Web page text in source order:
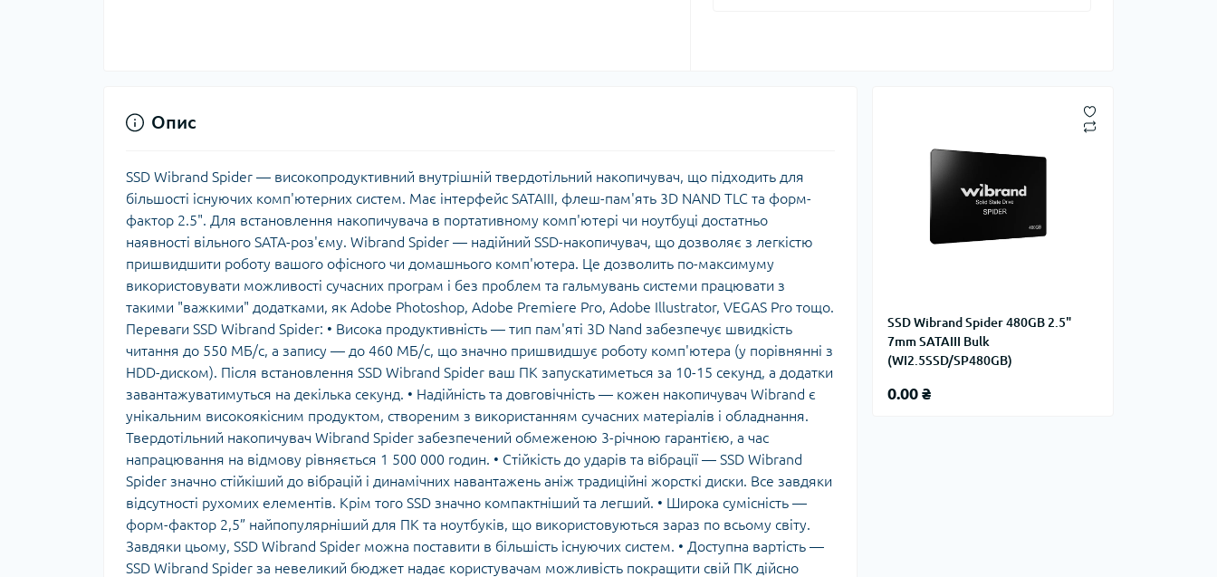
SSD Wibrand Spider 480GB 2.5"
7mm SATAIII Bulk
(WI2.5SSD/SP480GB)
0.00 ₴
Опис
SSD Wibrand Spider — високопродуктивний внутрішній твердотільний накопичувач, що підходить для
більшості існуючих комп'ютерних систем. Має інтерфейс SATAIII, флеш-пам'ять 3D NAND TLC та форм-
фактор 2.5". Для встановлення накопичувача в портативному комп'ютері чи ноутбуці достатньо
наявності вільного SATA-роз'єму. Wibrand Spider — надійний SSD-накопичувач, що дозволяє з легкістю
пришвидшити роботу вашого офісного чи домашнього комп'ютера. Це дозволить по-максимуму
використовувати можливості сучасних програм і без проблем та гальмувань системи працювати з
такими "важкими" додатками, як Adobe Photoshop, Adobe Premiere Pro, Adobe Illustrator, VEGAS Pro тощо.
Переваги SSD Wibrand Spider: • Висока продуктивність — тип пам'яті 3D Nand забезпечує швидкість
читання до 550 МБ/с, а запису — до 460 МБ/с, що значно пришвидшує роботу комп'ютера (у порівнянні з
HDD-диском). Після встановлення SSD Wibrand Spider ваш ПК запускатиметься за 10-15 секунд, а додатки
завантажуватимуться на декілька секунд. • Надійність та довговічність — кожен накопичувач Wibrand є
унікальним високоякісним продуктом, створеним з використанням сучасних матеріалів і обладнання.
Твердотільний накопичувач Wibrand Spider забезпечений обмеженою 3-річною гарантією, а час
напрацювання на відмову рівняється 1 500 000 годин. • Стійкість до ударів та вібрації — SSD Wibrand
Spider значно стійкіший до вібрацій і динамічних навантажень аніж традиційні жорсткі диски. Все завдяки
відсутності рухомих елементів. Крім того SSD значно компактніший та легший. • Широка сумісність —
форм-фактор 2,5” найпопулярніший для ПК та ноутбуків, що використовуються зараз по всьому світу.
Завдяки цьому, SSD Wibrand Spider можна поставити в більшість існуючих систем. • Доступна вартість —
SSD Wibrand Spider за невеликий бюджет надає користувачам можливість покращити свій ПК дійсно